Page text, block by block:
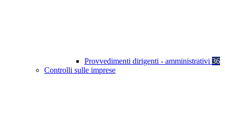
Provvedimenti dirigenti - amministrativi 36
Controlli sulle imprese